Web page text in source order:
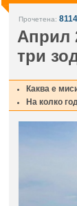
Прочетена:
Април
три
Каква е
На колко